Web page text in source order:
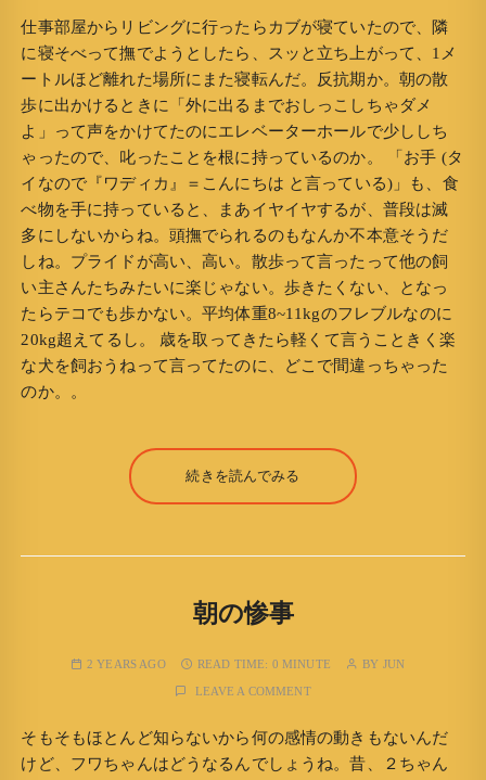
仕事部屋からリビングに行ったらカブが寝ていたので、隣
に寝そべって撫でようとしたら、スッと立ち上がって、1メ
ートルほど離れた場所にまた寝転んだ。反抗期か。朝の散
歩に出かけるときに「外に出るまでおしっこしちゃダメ
よ」って声をかけてたのにエレベーターホールで少ししち
ゃったので、叱ったことを根に持っているのか。 「お手 (タ
イなので『ワディカ』＝こんにちは と言っている)」も、食
べ物を手に持っていると、まあイヤイヤするが、普段は滅
多にしないからね。頭撫でられるのもなんか不本意そうだ
しね。プライドが高い、高い。散歩って言ったって他の飼
い主さんたちみたいに楽じゃない。歩きたくない、となっ
たらテコでも歩かない。平均体重8~11kgのフレブルなのに
20kg超えてるし。 歳を取ってきたら軽くて言うこときく楽
な犬を飼おうねって言ってたのに、どこで間違っちゃった
のか。。
続きを読んでみる
朝の惨事
2 YEARS AGO READ TIME: 0 MINUTE BY JUN
LEAVE A COMMENT
そもそもほとんど知らないから何の感情の動きもないんだ
けど、フワちゃんはどうなるんでしょうね。昔、２ちゃん